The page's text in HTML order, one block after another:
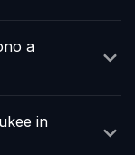
a
in